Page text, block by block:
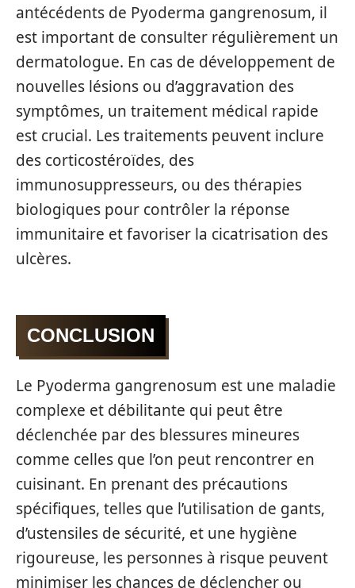
antécédents de Pyoderma gangrenosum, il
est important de consulter régulièrement un
dermatologue. En cas de développement de
nouvelles lésions ou d’aggravation des
symptômes, un traitement médical rapide
est crucial. Les traitements peuvent inclure
des corticostéroïdes, des
immunosuppresseurs, ou des thérapies
biologiques pour contrôler la réponse
immunitaire et favoriser la cicatrisation des
ulcères.
CONCLUSION
Le Pyoderma gangrenosum est une maladie
complexe et débilitante qui peut être
déclenchée par des blessures mineures
comme celles que l’on peut rencontrer en
cuisinant. En prenant des précautions
spécifiques, telles que l’utilisation de gants,
d’ustensiles de sécurité, et une hygiène
rigoureuse, les personnes à risque peuvent
minimiser les chances de déclencher ou